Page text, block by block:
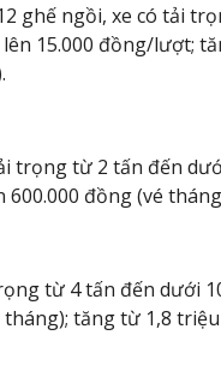
ghế ngồi, xe có tải
15.000 đồng/lượt;
trọng từ 2 tấn đến
đồng (vé
từ 4 tấn đến dưới
tăng từ 1,8